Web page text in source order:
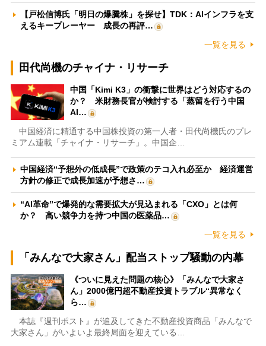
【戸松信博氏「明日の爆騰株」を探せ】TDK：AIインフラを支
えるキープレーヤー 成長の再評…
一覧を見る
田代尚機のチャイナ・リサーチ
中国「Kimi K3」の衝撃に世界はどう対応するの
か？ 米財務長官が検討する「蒸留を行う中国
AI…
中国経済に精通する中国株投資の第一人者・田代尚機氏のプレ
ミアム連載「チャイナ・リサーチ」。中国企…
中国経済“予想外の低成長”で政策のテコ入れ必至か 経済運営
方針の修正で成長加速が予想さ…
“AI革命”で爆発的な需要拡大が見込まれる「CXO」とは何
か？ 高い競争力を持つ中国の医薬品…
一覧を見る
「みんなで大家さん」配当ストップ騒動の内幕
《ついに見えた問題の核心》「みんなで大家さ
ん」2000億円超不動産投資トラブル“異常なく
ら…
本誌『週刊ポスト』が追及してきた不動産投資商品「みんなで
大家さん」がいよいよ最終局面を迎えている…